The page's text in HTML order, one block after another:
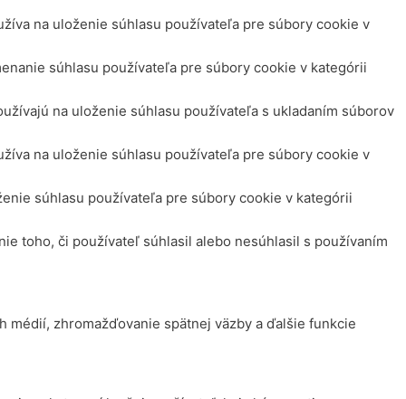
na uloženie súhlasu používateľa pre súbory cookie v
súhlasu používateľa pre súbory cookie v kategórii
na uloženie súhlasu používateľa s ukladaním súborov
na uloženie súhlasu používateľa pre súbory cookie v
súhlasu používateľa pre súbory cookie v kategórii
toho, či používateľ súhlasil alebo nesúhlasil s používaním
zhromažďovanie spätnej väzby a ďalšie funkcie